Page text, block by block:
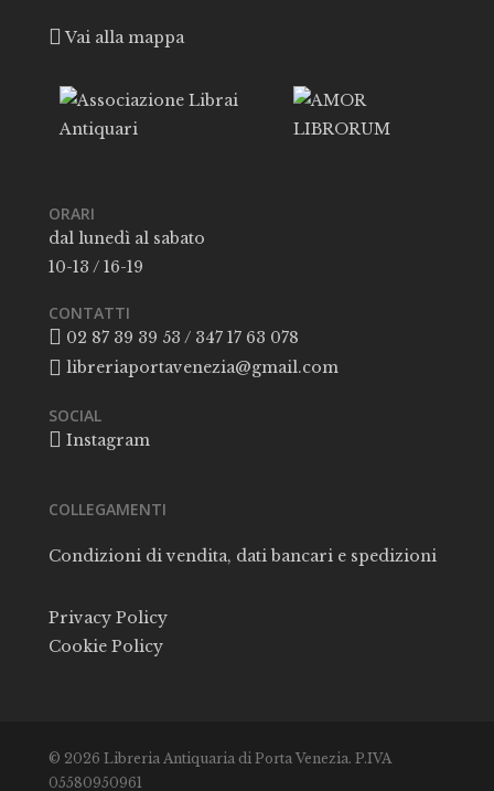
Vai alla mappa
ORARI
dal lunedì al sabato
10-13 / 16-19
CONTATTI
02 87 39 39 53 / 347 17 63 078
libreriaportavenezia@gmail.com
SOCIAL
Instagram
COLLEGAMENTI
Condizioni di vendita, dati bancari e spedizioni
Privacy Policy
Cookie Policy
© 2026 Libreria Antiquaria di Porta Venezia. P.IVA
05580950961